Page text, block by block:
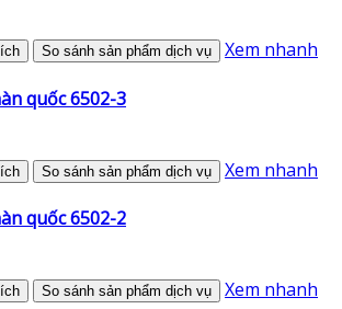
So sánh sản phẩm dịch vụ Xem nhanh
quốc 6502-3
So sánh sản phẩm dịch vụ Xem nhanh
quốc 6502-2
So sánh sản phẩm dịch vụ Xem nhanh